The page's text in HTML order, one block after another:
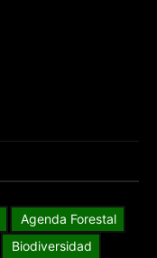
Agenda Forestal
Biodiversidad